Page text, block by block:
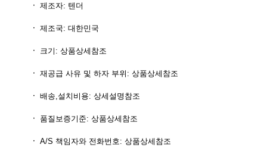
제조자: 텐더
제조국: 대한민국
크기: 상품상세참조
재공급 사유 및 하자 부위: 상품상세참조
배송,설치비용: 상세설명참조
품질보증기준: 상품상세참조
A/S 책임자와 전화번호: 상품상세참조